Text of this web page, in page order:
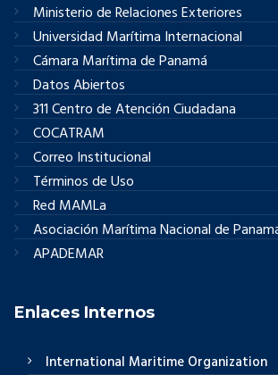
Ministerio de Relaciones Exteriores
Universidad Marítima Internacional
Cámara Marítima de Panamá
Datos Abiertos
311 Centro de Atención Ciudadana
COCATRAM
Correo Institucional
Términos de Uso
Red MAMLa
Asociación Marítima Nacional de
APADEMAR
Enlaces Internos
International Maritime Organization